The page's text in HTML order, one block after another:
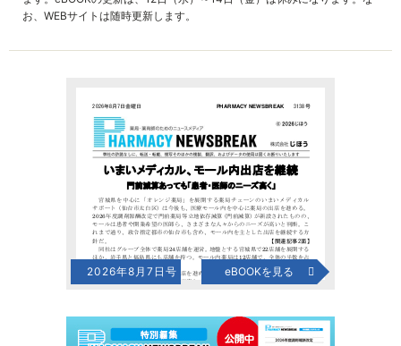
お、WEBサイトは随時更新します。
2026年8月7日号 eBOOKを見る